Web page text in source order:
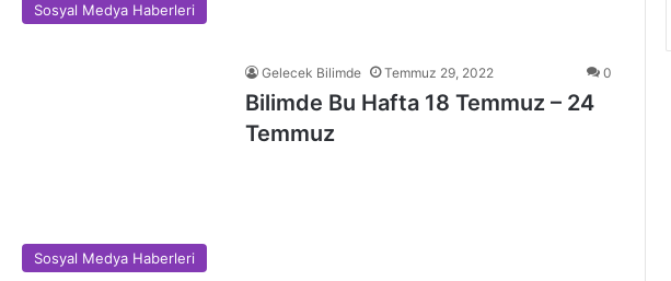
Sosyal Medya Haberleri
Sosyal Medya Haberleri
Gelecek Bilimde Temmuz 29, 2022 0
Bilimde Bu Hafta 18 Temmuz – 24
Temmuz